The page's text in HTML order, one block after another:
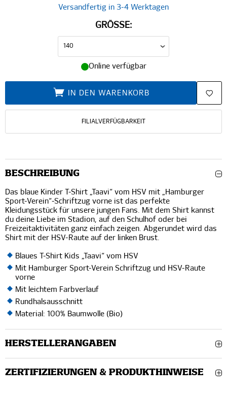
Versandfertig in 3-4 Werktagen
GRÖSSE:
Online verfügbar
IN DEN WARENKORB
FILIALVERFÜGBARKEIT
BESCHREIBUNG
Das blaue Kinder T-Shirt „Taavi“ vom HSV mit „Hamburger
Sport-Verein“-Schriftzug vorne ist das perfekte
Kleidungsstück für unsere jungen Fans. Mit dem Shirt kannst
du deine Liebe im Stadion, auf den Schulhof oder bei
Freizeitaktivitäten ganz einfach zeigen. Abgerundet wird das
Shirt mit der HSV-Raute auf der linken Brust.
Blaues T-Shirt Kids „Taavi“ vom HSV
Mit Hamburger Sport-Verein Schriftzug und HSV-Raute
vorne
Mit leichtem Farbverlauf
Rundhalsausschnitt
Material: 100% Baumwolle (Bio)
HERSTELLERANGABEN
ZERTIFIZIERUNGEN & PRODUKTHINWEISE